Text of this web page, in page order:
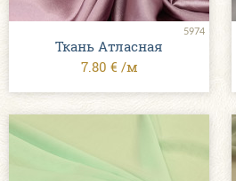
5974
Ткань Атласная
7.80 € /м